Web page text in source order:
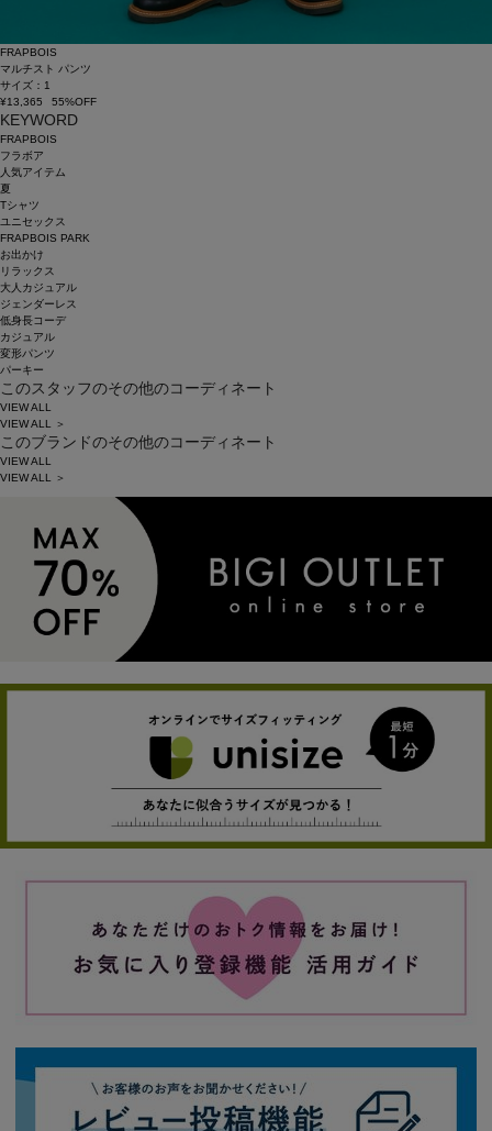
FRAPBOIS
マルチスト パンツ
サイズ：1
¥13,365
55%OFF
KEYWORD
FRAPBOIS
フラボア
人気アイテム
夏
Tシャツ
ユニセックス
FRAPBOIS PARK
お出かけ
リラックス
大人カジュアル
ジェンダーレス
低身長コーデ
カジュアル
変形パンツ
パーキー
このスタッフのその他のコーディネート
VIEW ALL
VIEW ALL ＞
このブランドのその他のコーディネート
VIEW ALL
VIEW ALL ＞